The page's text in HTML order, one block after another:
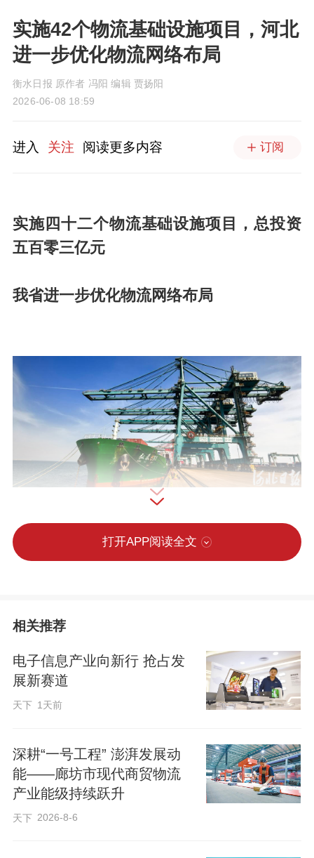
实施42个物流基础设施项目，河北
进一步优化物流网络布局
衡水日报 原作者 冯阳 编辑 贾扬阳
2026-06-08 18:59
进入 关注 阅读更多内容 订阅
实施四十二个物流基础设施项目，总投资
五百零三亿元
我省进一步优化物流网络布局
3月12日，繁忙的黄骅港综合港区集装箱码头。河北日报记者戴绍志摄（资料
期扩建工程现场，打桩船、吊机协同作
业，模板安装、桩头处理有序推进。作为
著名的“钻石级”良港，曹妃甸港区通过此次
扩建工程，将码头岸线东延120米，完工后
力将增加200万吨。
物流是实体经济的“筋络”，也是衡量经
济运行质量的重要标尺。今年以来，我省
打开APP阅读全文
相关推荐
电子信息产业向新行 抢占发
展新赛道
天下 1天前
深耕“一号工程” 澎湃发展动
能——廊坊市现代商贸物流
产业能级持续跃升
天下 2026-8-6